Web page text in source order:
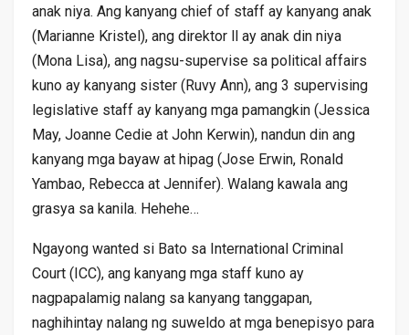
anak niya. Ang kanyang chief of staff ay kanyang anak
(Marianne Kristel), ang direktor ll ay anak din niya
(Mona Lisa), ang nagsu-supervise sa political affairs
kuno ay kanyang sister (Ruvy Ann), ang 3 supervising
legislative staff ay kanyang mga pamangkin (Jessica
May, Joanne Cedie at John Kerwin), nandun din ang
kanyang mga bayaw at hipag (Jose Erwin, Ronald
Yambao, Rebecca at Jennifer). Walang kawala ang
grasya sa kanila. Hehehe…
Ngayong wanted si Bato sa International Criminal
Court (ICC), ang kanyang mga staff kuno ay
nagpapalamig nalang sa kanyang tanggapan,
naghihintay nalang ng suweldo at mga benepisyo para